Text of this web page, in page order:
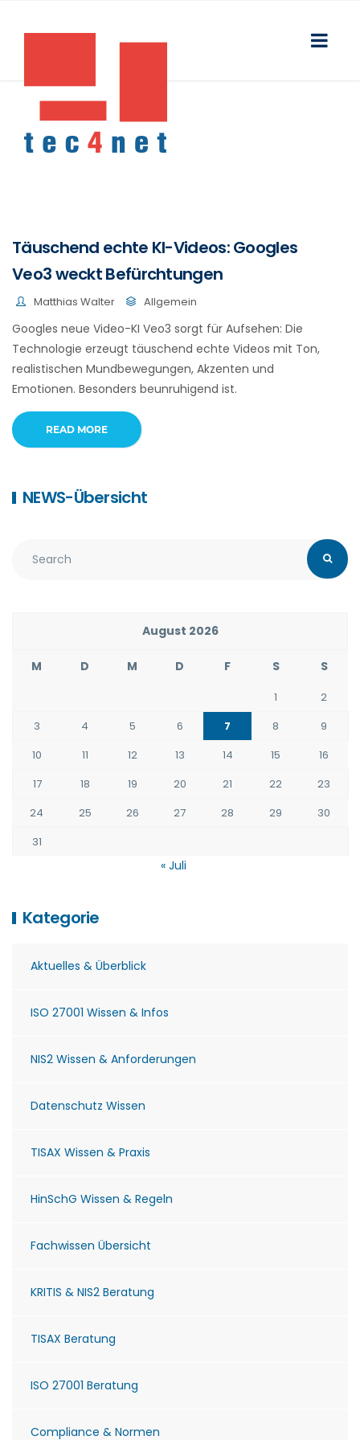
Täuschend echte KI-Videos: Googles
Veo3 weckt Befürchtungen
Matthias Walter Allgemein
Googles neue Video-KI Veo3 sorgt für Aufsehen: Die
Technologie erzeugt täuschend echte Videos mit Ton,
realistischen Mundbewegungen, Akzenten und
Emotionen. Besonders beunruhigend ist.
READ MORE
NEWS-Übersicht
August 2026
M D M D F S S
1
2
3
4 5 6 7 8
9
10
11 12 13 14 15
16
17
18 19 20 21 22
23
24
25 26 27 28 29
30
31
« Juli
Kategorie
Aktuelles & Überblick
ISO 27001 Wissen & Infos
NIS2 Wissen & Anforderungen
Datenschutz Wissen
TISAX Wissen & Praxis
HinSchG Wissen & Regeln
Fachwissen Übersicht
KRITIS & NIS2 Beratung
TISAX Beratung
ISO 27001 Beratung
Compliance & Normen